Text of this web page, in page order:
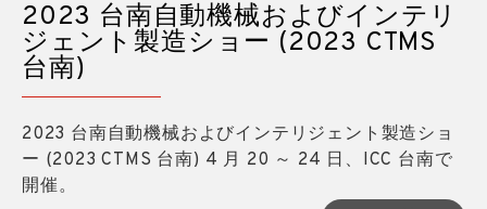
2023 台南自動機械およびインテリ
ジェント製造ショー (2023 CTMS
台南)
2023 台南自動機械およびインテリジェント製造ショ
ー (2023 CTMS 台南) 4 月 20 ～ 24 日、ICC 台南で
開催。